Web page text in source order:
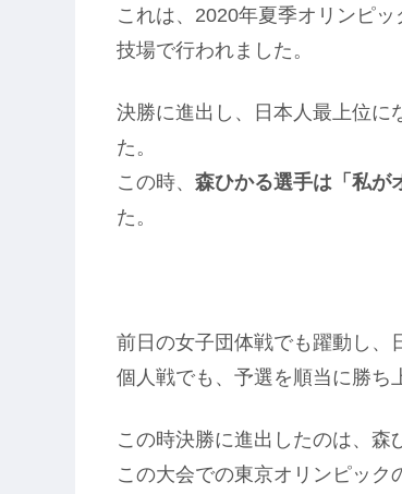
これは、2020年夏季オリンピ
技場で行われました。
決勝に進出し、日本人最上位に
た。
この時、 森ひかる選手は「私が
た。
前日の女子団体戦でも躍動し、
個人戦でも、予選を順当に勝ち
この時決勝に進出したのは、森
この大会での東京オリンピッ